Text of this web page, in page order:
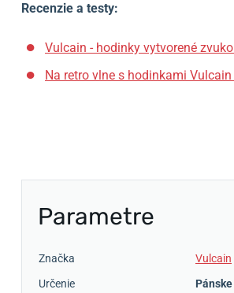
Recenzie a testy:
Vulcain - hodinky vytvorené
Na retro vlne s hodinkami
Parametre
Značka
Vulcain
Určenie
Pánske